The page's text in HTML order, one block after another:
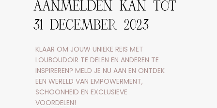
KLAAR OM JOUW UNIEKE REIS MET
LOUBOUDOIR TE DELEN EN ANDEREN TE
INSPIREREN? MELD JE NU AAN EN ONTDEK
EEN WERELD VAN EMPOWERMENT,
SCHOONHEID EN EXCLUSIEVE
VOORDELEN!
AANMELDEN KAN TOT
31 DECEMBER 2023